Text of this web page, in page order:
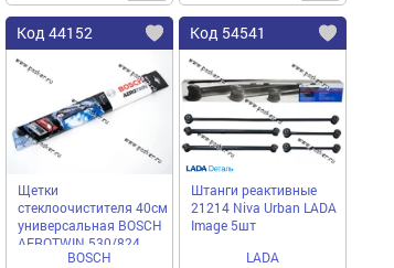
Код 44152
Щетки
стеклоочистителя 40см
универсальная BOSCH
AEROTWIN 530/824
BOSCH
Код 54541
Штанги реактивные
21214 Niva Urban LADA
Image 5шт
LADA